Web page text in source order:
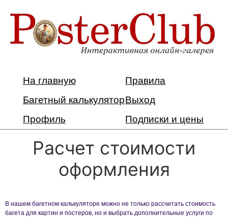
На главную
Правила
Багетный калькуляторВыход
Профиль
Подписки и цены
Расчет стоимости
оформления
В нашем багетном калькуляторе можно не только рассчитать стоимость
багета для картин и постеров, но и выбрать дополнительные услуги по